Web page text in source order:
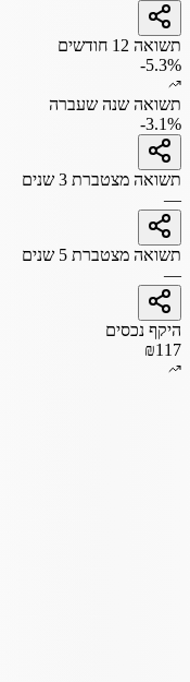
תשואה 12 חודשים
-5.3%
תשואה שנה שעברה
-3.1%
תשואה מצטברת 3 שנים
—
תשואה מצטברת 5 שנים
—
היקף נכסים
₪117